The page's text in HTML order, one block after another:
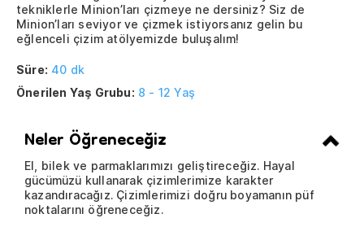
tekniklerle Minion’ları çizmeye ne dersiniz? Siz de
Minion’ları seviyor ve çizmek istiyorsanız gelin bu
eğlenceli çizim atölyemizde buluşalım!
Süre: 40 dk
Önerilen Yaş Grubu: 8 - 12 Yaş
Neler Öğreneceğiz
El, bilek ve parmaklarımızı geliştireceğiz. Hayal
gücümüzü kullanarak çizimlerimize karakter
kazandıracağız. Çizimlerimizi doğru boyamanın püf
noktalarını öğreneceğiz.